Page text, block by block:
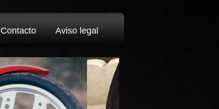
Contacto Aviso legal